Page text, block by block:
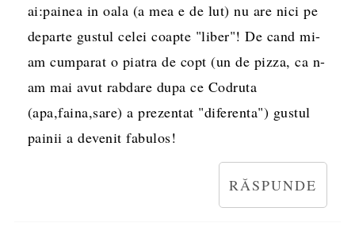
ai:painea in oala (a mea e de lut) nu are nici pe
departe gustul celei coapte "liber"! De cand mi-
am cumparat o piatra de copt (un de pizza, ca n-
am mai avut rabdare dupa ce Codruta
(apa,faina,sare) a prezentat "diferenta") gustul
painii a devenit fabulos!
RĂSPUNDE